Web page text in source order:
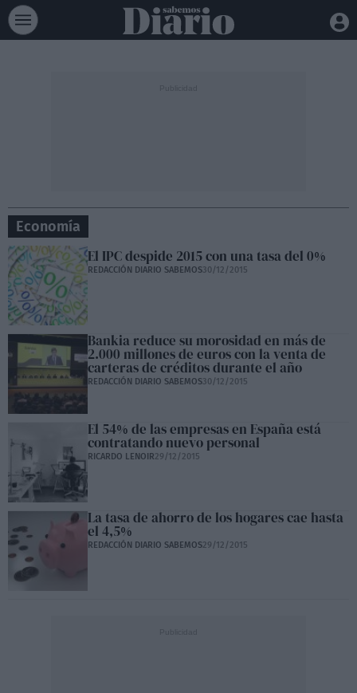
Economía
El IPC despide 2015 con una tasa del 0%
REDACCIÓN DIARIO SABEMOS30/12/2015
Bankia reduce su morosidad en más de
2.000 millones de euros con la venta de
carteras de créditos durante el año
REDACCIÓN DIARIO SABEMOS30/12/2015
El 54% de las empresas en España está
contratando nuevo personal
RICARDO LENOIR29/12/2015
La tasa de ahorro de los hogares cae hasta
el 4,5%
REDACCIÓN DIARIO SABEMOS29/12/2015